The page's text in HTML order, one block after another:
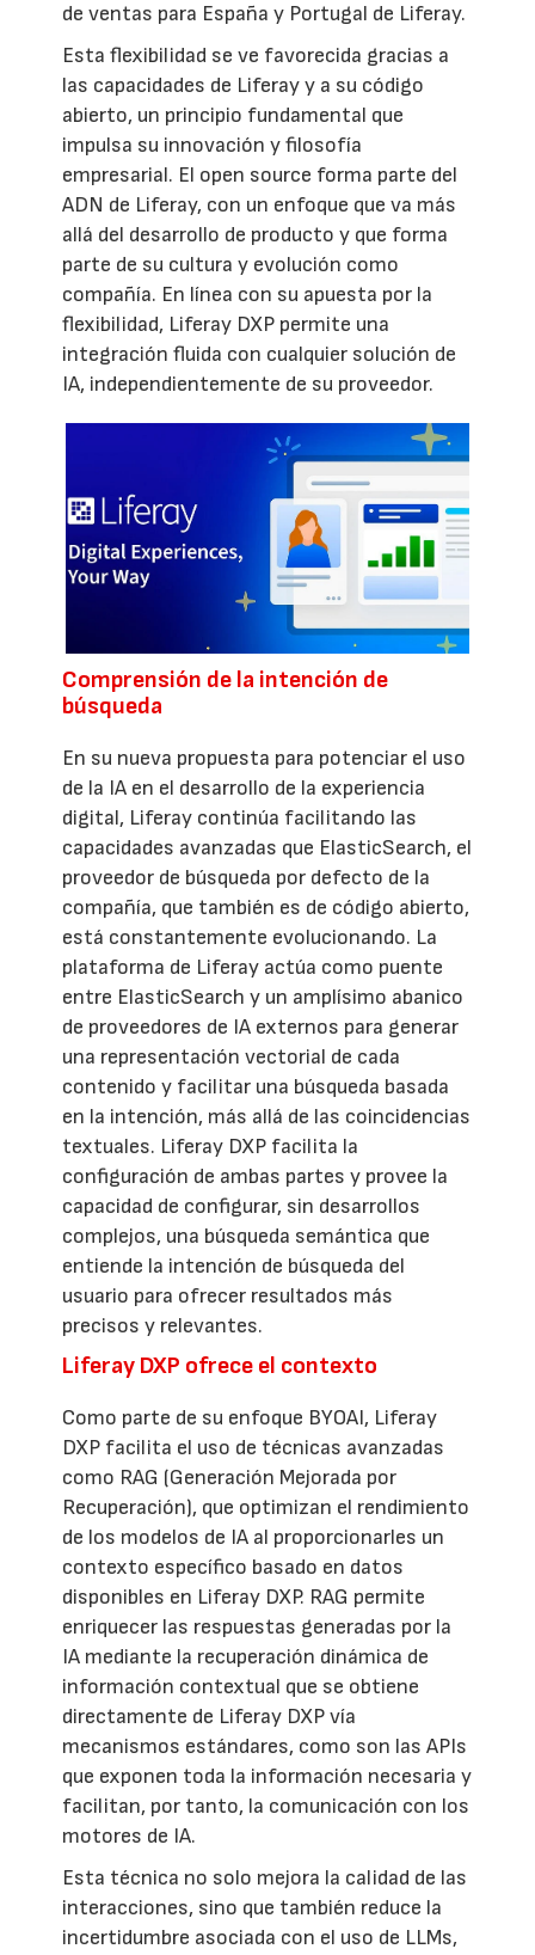
de ventas para España y Portugal de Liferay.
Esta flexibilidad se ve favorecida gracias a
las capacidades de Liferay y a su código
abierto, un principio fundamental que
impulsa su innovación y filosofía
empresarial. El open source forma parte del
ADN de Liferay, con un enfoque que va más
allá del desarrollo de producto y que forma
parte de su cultura y evolución como
compañía. En línea con su apuesta por la
flexibilidad, Liferay DXP permite una
integración fluida con cualquier solución de
IA, independientemente de su proveedor.
Comprensión de la intención de
búsqueda
En su nueva propuesta para potenciar el uso
de la IA en el desarrollo de la experiencia
digital, Liferay continúa facilitando las
capacidades avanzadas que ElasticSearch, el
proveedor de búsqueda por defecto de la
compañía, que también es de código abierto,
está constantemente evolucionando. La
plataforma de Liferay actúa como puente
entre ElasticSearch y un amplísimo abanico
de proveedores de IA externos para generar
una representación vectorial de cada
contenido y facilitar una búsqueda basada
en la intención, más allá de las coincidencias
textuales. Liferay DXP facilita la
configuración de ambas partes y provee la
capacidad de configurar, sin desarrollos
complejos, una búsqueda semántica que
entiende la intención de búsqueda del
usuario para ofrecer resultados más
precisos y relevantes.
Liferay DXP ofrece el contexto
Como parte de su enfoque BYOAI, Liferay
DXP facilita el uso de técnicas avanzadas
como RAG (Generación Mejorada por
Recuperación), que optimizan el rendimiento
de los modelos de IA al proporcionarles un
contexto específico basado en datos
disponibles en Liferay DXP. RAG permite
enriquecer las respuestas generadas por la
IA mediante la recuperación dinámica de
información contextual que se obtiene
directamente de Liferay DXP vía
mecanismos estándares, como son las APIs
que exponen toda la información necesaria y
facilitan, por tanto, la comunicación con los
motores de IA.
Esta técnica no solo mejora la calidad de las
interacciones, sino que también reduce la
incertidumbre asociada con el uso de LLMs,